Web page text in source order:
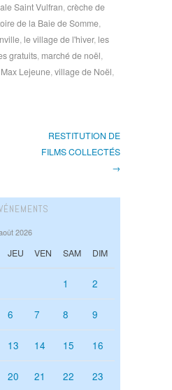
Saint Vulfran,crèche de
de la Baie de Somme,
, le village de l'hiver, les
gratuits, marché de noël,
Lejeune,village de Noël,
RESTITUTION DE
FILMS COLLECTÉS
→
2026
JEU VEN SAM DIM
1 2
6 7 8 9
13 14 15 16
20 21 22 23